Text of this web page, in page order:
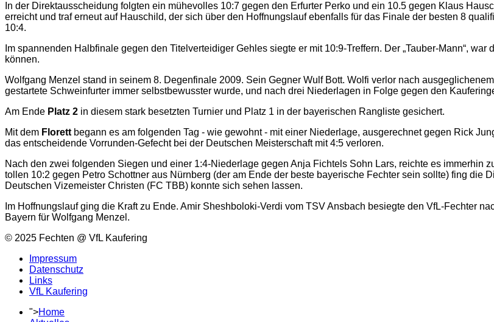
In der Direktausscheidung folgten ein mühevolles 10:7 gegen den Erfurter Perko und ein 10.5 gegen Klaus
erreicht und traf erneut auf Hauschild, der sich über den Hoffnungslauf ebenfalls für das Finale der besten 8
10:4.
Im spannenden Halbfinale gegen den Titelverteidiger Gehles siegte er mit 10:9-Treffern. Der „Tauber-Mann“,
können.
Wolfgang Menzel stand in seinem 8. Degenfinale 2009. Sein Gegner Wulf Bott. Wolfi verlor nach
gestartete Schweinfurter immer selbstbewusster wurde, und nach drei Niederlagen in Folge gegen den
Am Ende Platz 2 in diesem stark besetzten Turnier und Platz 1 in der bayerischen Rangliste gesichert.
Mit dem Florettbegann es am folgenden Tag - wie gewohnt - mit einer Niederlage, ausgerechnet gegen Rick
das entscheidende Vorrunden-Gefecht bei der Deutschen Meisterschaft mit 4:5 verloren.
Nach den zwei folgenden Siegen und einer 1:4-Niederlage gegen Anja Fichtels Sohn Lars, reichte es immerhin
tollen 10:2 gegen Petro Schottner aus Nürnberg (der am Ende der beste bayerische Fechter sein sollte) fing die
Deutschen Vizemeister Christen (FC TBB) konnte sich sehen lassen.
Im Hoffnungslauf ging die Kraft zu Ende. Amir Sheshboloki-Verdi vom TSV Ansbach besiegte den VfL-Fechter
Bayern für Wolfgang Menzel.
© 2025 Fechten @ VfL Kaufering
Impressum
Datenschutz
Links
VfL Kaufering
">Home